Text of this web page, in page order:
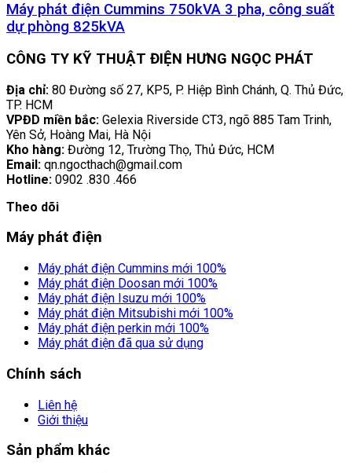
Máy phát điện Cummins 750kVA 3 pha, công suất
dự phòng 825kVA
CÔNG TY KỸ THUẬT ĐIỆN HƯNG NGỌC PHÁT
Địa chỉ: 80 Đường số 27, KP5, P. Hiệp Bình Chánh, Q. Thủ Đức,
TP. HCM
VPĐD miền bắc: Gelexia Riverside CT3, ngõ 885 Tam Trinh,
Yên Sở, Hoàng Mai, Hà Nội
Kho hàng: Đường 12, Trường Thọ, Thủ Đức, HCM
Email: qn.ngocthach@gmail.com
Hotline: 0902 .830 .466
Theo dõi
Máy phát điện
Máy phát điện Cummins mới 100%
Máy phát điện Doosan mới 100%
Máy phát điện Isuzu mới 100%
Máy phát điện Mitsubishi mới 100%
Máy phát điện perkin mới 100%
Máy phát điện đã qua sử dụng
Chính sách
Liên hệ
Giới thiệu
Sản phẩm khác